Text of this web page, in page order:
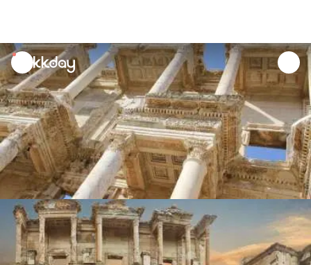
unread
notifications